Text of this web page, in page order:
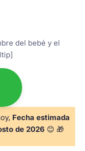
del bebé y el
Fecha estimada
de 2026 😊 🎁